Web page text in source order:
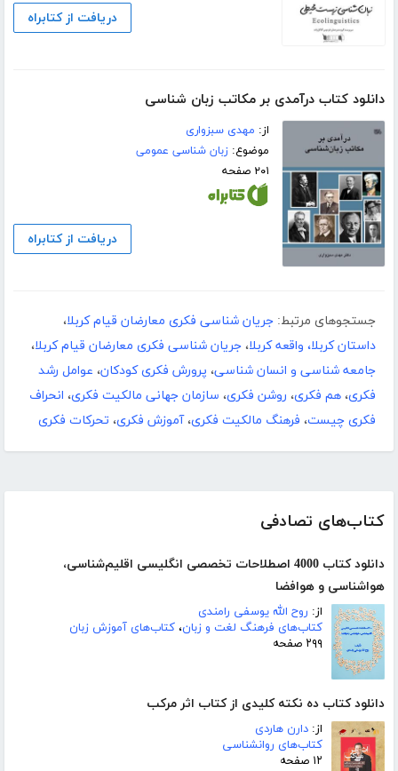
کتاب‌های تصادفی
دانلود کتاب 4000 اصطلاحات تخصصی انگلیسی اقلیم‌شناسی،
هواشناسی و هوافضا
از: روح الله یوسفی رامندی
کتاب‌های فرهنگ لغت و زبان، کتاب‌های آموزش زبان
۲۹۹ صفحه
دانلود کتاب ده نکته کلیدی از کتاب اثر مرکب
از: دارن هاردی
کتاب‌های روانشناسی
۱۲ صفحه
دریافت از کتابراه
دانلود کتاب درآمدی بر مکاتب زبان شناسی
از: مهدی سبزواری
موضوع:زبان شناسی عمومی
۲۰۱ صفحه
دریافت از کتابراه
جستجوهای مرتبط: جریان شناسی فکری معارضان قیام کربلا،
داستان کربلا، واقعه کربلا، جریان شناسی فکری معارضان قیام کربلا،
جامعه شناسی و انسان شناسی، پرورش فکری کودکان، عوامل رشد
فکری، هم فکری، روشن فکری، سازمان جهانی مالکیت فکری، انحراف
فکری چیست، فرهنگ مالکیت فکری،آموزش فکری، تحرکات فکری